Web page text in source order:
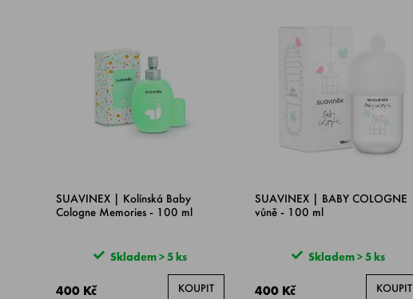
SUAVINEX | Kolínská Baby
Cologne Memories - 100 ml
Skladem > 5 ks
400 Kč KOUPIT
SUAVINEX | BABY COLOGNE
vůně - 100 ml
Skladem > 5 ks
400 Kč KOUPIT